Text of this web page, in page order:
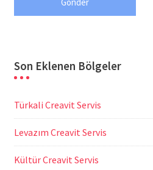
Son Eklenen Bölgeler
Türkali Creavit Servis
Levazım Creavit Servis
Kültür Creavit Servis